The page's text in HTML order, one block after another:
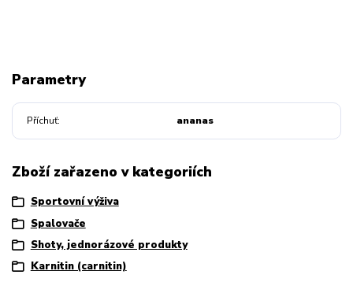
Parametry
Příchuť ananas
Zboží zařazeno v kategoriích
Sportovní výživa
Spalovače
Shoty, jednorázové produkty
Karnitin (carnitin)